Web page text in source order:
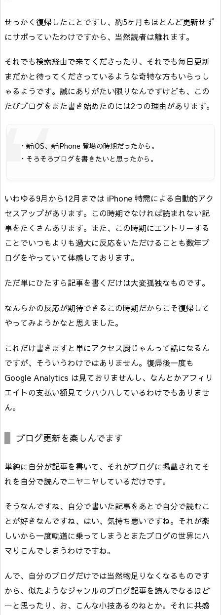
せっかく復帰したことですし、約5ヶ月もほとんど更新せず
にサボっていたわけですから、当然読者は離れます。
それでも検索経由で来てくださったり、それでも毎日更新
まだかと待ってくださっているような奇特な方もいらっし
ゃるようです。誠にありがたい限りなんですけども、この
たびブログをまた書き始めたのには2つの理由があります。
・新iOS、新iPhone 登場の時期だったから。
・そろそろブログを書きたいと思ったから。
いわゆる9月から12月までは iPhone 特需による自動的アク
セスアップがあります。この時期でなければ読まれない記
事をたくさんあります。また、この時期にエントリーする
ことでいつもよりも過大に反応をいただけることも数年ブ
ログをやっていて体感しております。
ただ単にひたすら記事を書くだけは大変孤独なものです。
なんらかの反応が期待できるこの時期だからこそ復帰して
やってみようかなと思えました。
これだけ書きますと単にアクセス厨じゃんって話になるん
ですが、そういうわけではありません。復帰後一度も
Google Analytics は見ておりませんし、なんとかアフィリ
エイトの支払い額見てウハウハしているわけでもありませ
ん。
ブログ更新を楽しんでます
単純に自分が記事を書いて、それがブログに掲載されてそ
れを自分で読んでニヤニヤしているだけです。
そうなんですね、自分で書いた記事をあとで自分で読むこ
とが好きなんですね、はい、気持ち悪いですね。それが楽
しいから一度軌道に乗ってしまうとまたブログの世界にハ
マりこんでしまうわけですね。
んで、自分のブログだけでは当然物足りなくなるものです
から、似たようなジャンルのブログ記事を読んでなるほど
ーと思ったり、お、こんな小技あるのねとか。それに共感